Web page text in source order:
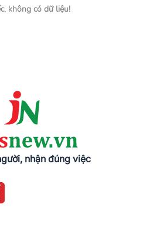
không có dữ liệu!
nhận đúng việc